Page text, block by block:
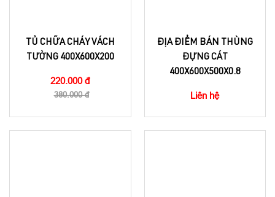
TỦ CHỮA CHÁY VÁCH
TƯỜNG 400X600X200
220.000 đ
380.000 đ
ĐỊA ĐIỂM BÁN THÙNG
ĐỰNG CÁT
400X600X500X0.8
Liên hệ